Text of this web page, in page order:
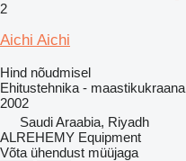
2
Aichi Aichi
Hind nõudmisel
Ehitustehnika - maastikukraana
2002
Saudi Araabia, Riyadh
ALREHEMY Equipment
Võta ühendust müüjaga